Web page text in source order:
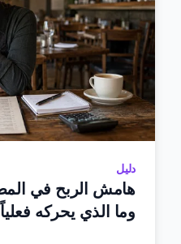
دليل
هامش الربح في
وما الذي يحركه فعلياً